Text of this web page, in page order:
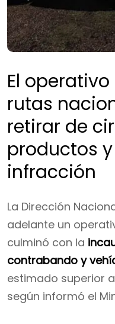
El
rutas
retirar de
productos
infracción
La Dirección
adelante un
culminó con la
contrabando y
estimado superior
según informó el